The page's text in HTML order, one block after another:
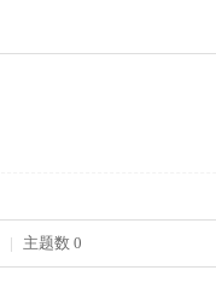
| 主题数 0